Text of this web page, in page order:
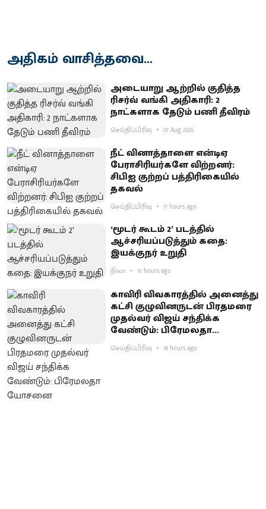
அதிகம் வாசித்தவை...
அடையாறு ஆற்றில் குதித்த
ரிசர்வ் வங்கி அதிகாரி: 2
நாட்களாக தேடும் பணி தீவிரம்
செய்திப்பிரிவு 07 Aug 2026
நீட் வினாத்தாளை என்டிஏ
பேராசிரியர்களே விற்றனர்:
சிபிஐ குற்றப் பத்திரிகையில்
தகவல்
செய்திப்பிரிவு 17 hours ago
‘மூடர் கூடம் 2’ படத்தில்
ஆச்சரியப்படுத்​தும் கதை:
இயக்குநர் உறுதி
நிலா 16 hours ago
காவிரி விவகாரத்தில் அனைத்து
கட்சி குழுவினருடன் பிரதமரை
முதல்வர் விஜய் சந்திக்க
வேண்டும்: பிரேமலதா
யோசனை
செய்திப்பிரிவு 18 hours ago